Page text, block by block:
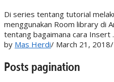
Di series tentang tutorial
menggunakan Room library di
tentang bagaimana cara Insert
by Mas Herdi/ March 21, 2018/
Posts pagination